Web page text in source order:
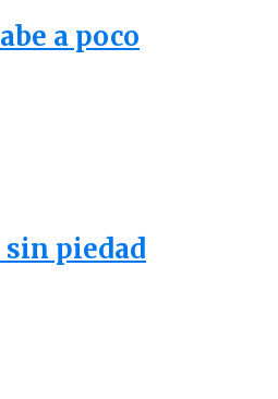
a poco
sin piedad